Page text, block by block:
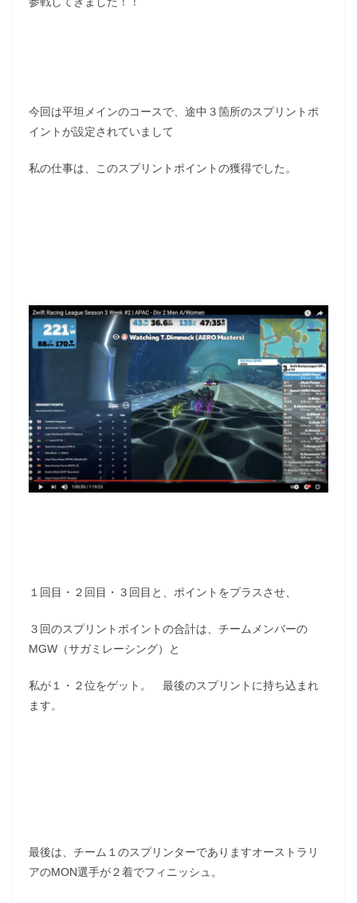
今回は平坦メインのコースで、途中３箇所のスプリントポ
イントが設定されていまして
私の仕事は、このスプリントポイントの獲得でした。
１回目・２回目・３回目と、ポイントをプラスさせ、
３回のスプリントポイントの合計は、チームメンバーの
MGW（サガミレーシング）と
私が１・２位をゲット。 最後のスプリントに持ち込まれ
ます。
最後は、チーム１のスプリンターでありますオーストラリ
アのMON選手が２着でフィニッシュ。